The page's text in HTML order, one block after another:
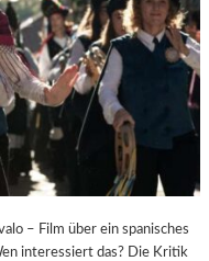
– Film über ein spanisches
interessiert das? Die Kritik